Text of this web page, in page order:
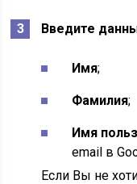
Введите
Имя;
Фамилия;
Имя
email в
Если Вы не